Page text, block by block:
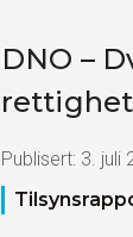
DNO –
Publisert: 3. juli